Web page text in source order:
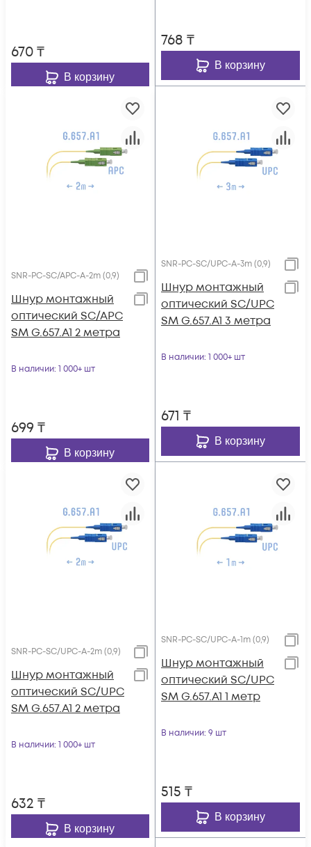
670₸
В корзину
768 ₸
В корзину
SNR-PC-SC/APC-A-2m (0,9)
Шнур монтажный
оптический SC/APC
SM G.657.A1 2 метра
В наличии: 1 000+ шт
699 ₸
В корзину
SNR-PC-SC/UPC-A-3m (0,9)
Шнур монтажный
оптический SC/UPC
SM G.657.A1 3 метра
В наличии: 1 000+ шт
671 ₸
В корзину
SNR-PC-SC/UPC-A-2m (0,9)
Шнур монтажный
оптический SC/UPC
SM G.657.A1 2 метра
В наличии: 1 000+ шт
632 ₸
В корзину
SNR-PC-SC/UPC-A-1m (0,9)
Шнур монтажный
оптический SC/UPC
SM G.657.A1 1 метр
В наличии: 9 шт
515 ₸
В корзину